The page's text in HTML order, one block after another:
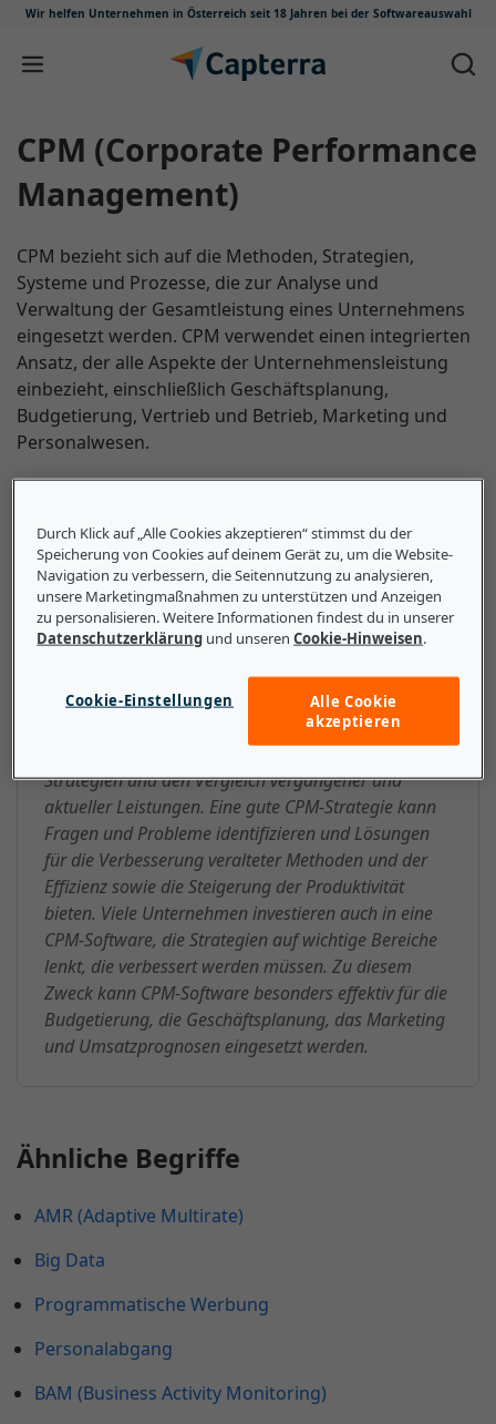
Wir helfen Unternehmen in Österreich seit 18 Jahren bei der Softwareauswahl
Zum Inhalt springen
CPM (Corporate Performance
Management)
CPM bezieht sich auf die Methoden, Strategien,
Systeme und Prozesse, die zur Analyse und
Verwaltung der Gesamtleistung eines Unternehmens
eingesetzt werden. CPM verwendet einen integrierten
Ansatz, der alle Aspekte der Unternehmensleistung
einbezieht, einschließlich Geschäftsplanung,
Budgetierung, Vertrieb und Betrieb, Marketing und
Personalwesen.
Das sollten kleine und mittlere
Unternehmen über CPM
(Corporate Performance
Management) wissen
Für Unternehmen umfassen CPM-Strategien die
Festlegung von Zielen, die Erstellung von
Geschäftsmodellen, die Analyse operativer
Strategien und den Vergleich vergangener und
aktueller Leistungen. Eine gute CPM-Strategie kann
Fragen und Probleme identifizieren und Lösungen
für die Verbesserung veralteter Methoden und der
Effizienz sowie die Steigerung der Produktivität
bieten. Viele Unternehmen investieren auch in eine
CPM-Software, die Strategien auf wichtige Bereiche
lenkt, die verbessert werden müssen. Zu diesem
Zweck kann CPM-Software besonders effektiv für die
Budgetierung, die Geschäftsplanung, das Marketing
und Umsatzprognosen eingesetzt werden.
Ähnliche Begriffe
AMR (Adaptive Multirate)
Big Data
Programmatische Werbung
Personalabgang
BAM (Business Activity Monitoring)
Durch Klick auf „Alle Cookies akzeptieren“ stimmst du der
Speicherung von Cookies auf deinem Gerät zu, um die Website-
Navigation zu verbessern, die Seitennutzung zu analysieren,
unsere Marketingmaßnahmen zu unterstützen und Anzeigen
zu personalisieren. Weitere Informationen findest du in unserer
Datenschutzerklärung und unserenCookie-Hinweisen.
Cookie-Einstellungen
Alle Cookie
akzeptieren